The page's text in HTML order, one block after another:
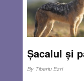
Șacalul și
By Tiberiu Ezri